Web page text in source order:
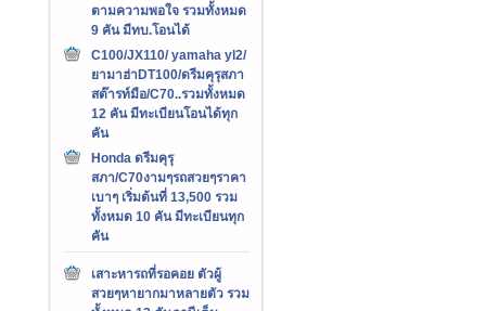
ตามความพอใจ รวมทั้งหมด
9 คัน มีทบ.โอนได้
C100/JX110/ yamaha yl2/
ยามาฮ่าDT100/ดรีมคุรุสภา
สต๊ารท์มือ/C70..รวมทั้งหมด
12 คัน มีทะเบียนโอนได้ทุก
คัน
Honda ดรีมคุรุ
สภา/C70งามๆรถสวยๆราคา
เบาๆ เริ่มต้นที่ 13,500 รวม
ทั้งหมด 10 คัน มีทะเบียนทุก
คัน
เสาะหารถที่รอคอย ตัวผู้
สวยๆหายากมาหลายตัว รวม